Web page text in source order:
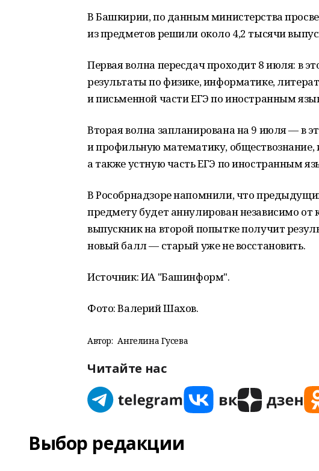
В Башкирии, по данным министерства
из предметов решили около 4,2 тысячи
Первая волна пересдач проходит 8 июля: в
результаты по физике, информатике,
и письменной части ЕГЭ по иностранным
Вторая волна запланирована на 9 июля — в
и профильную математику,
а также устную часть ЕГЭ по иностранным
В Рособрнадзоре напомнили, что
предмету будет аннулирован независимо
выпускник на второй попытке получит
новый балл — старый уже не восстановить.
Источник: ИА "Башинформ".
Фото: Валерий Шахов.
Автор: Ангелина Гусева
Читайте нас
Выбор редакции